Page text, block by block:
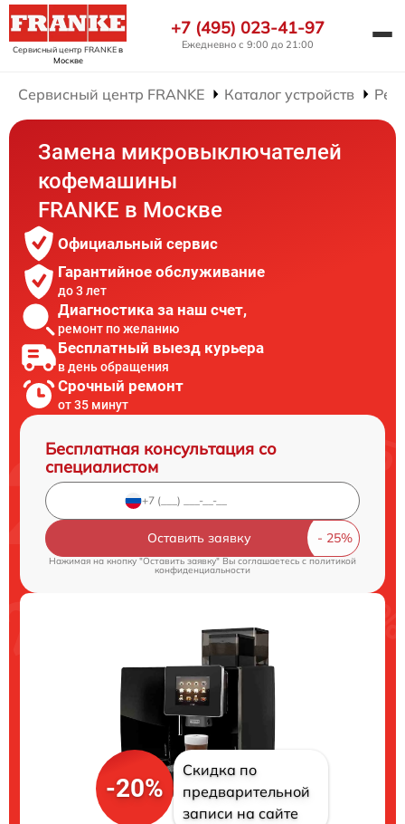
Сервисный центр FRANKEв
Москве
+7 (495) 023-41-97
Ежедневно с 9:00 до 21:00
Сервисный центр FRANKE Каталог устройств
Замена микровыключателей
кофемашины
FRANKE в Москве
Официальный сервис
Гарантийное обслуживание
до 3 лет
Диагностика за наш счет,
ремонт по желанию
Бесплатный выезд курьера
в день обращения
Срочный ремонт
от 35 минут
Бесплатная консультация со
специалистом
Оставить заявку
Нажимая на кнопку "Оставить заявку" Вы соглашаетесь cполитикой
конфиденциальности
-20%
Скидка по
предварительной
записи на сайте